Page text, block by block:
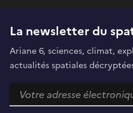
La newsletter du
Ariane 6, sciences, climat,
actualités spatiales